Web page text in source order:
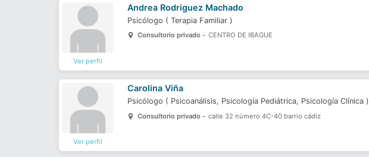
Ver perfil
Andrea Rodriguez Machado
Psicólogo (Terapia Familiar)
Consultorio privado - CENTRO DE IBAGUE
Ver perfil
Carolina Viña
Psicólogo ( Psicoanálisis, Psicología Pediátrica, Psicología Clínica)
Consultorio privado - calle 32 número 4C-40 barrio cádiz